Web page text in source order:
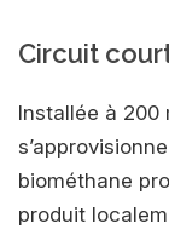
Circuit
Installée à 200
biométhane
produit